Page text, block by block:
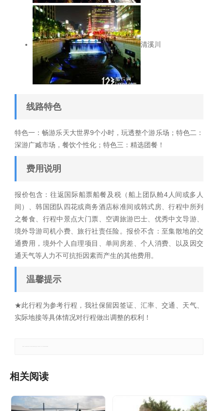
清溪川
线路特色
特色一：畅游乐天大世界9个小时，玩透整个游乐场；特色二：
深游广臧市场，餐饮个性化；特色三：精选团餐！
费用说明
报价包含：往返国际船票船餐及税（船上团队舱4人间或多人
间）、韩国团队四花或商务酒店标准间或韩式房、行程中所列
之餐食、行程中景点大门票、空调旅游巴士、优秀中文导游、
境外导游司机小费、旅行社责任险。报价不含：至集散地的交
通费用，境外个人自理项目、单间房差、个人消费、以及因交
通天气等人力不可抗拒因素而产生的其他费用。
温馨提示
★此行程为参考行程，我社保留因签证、汇率、交通、天气、
实际地接等具体情况对行程做出调整的权利！
相关阅读